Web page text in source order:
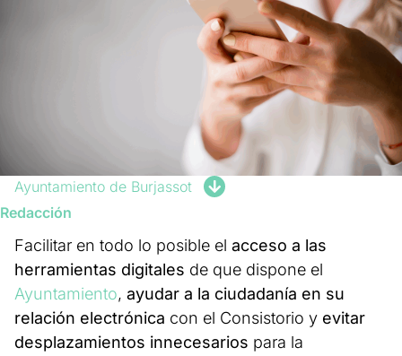
Ayuntamiento de Burjassot
Redacción
Facilitar en todo lo posible el acceso a las
herramientas digitales de que dispone el
Ayuntamiento, ayudar a la ciudadanía en su
relación electrónica con el Consistorio y evitar
desplazamientos innecesarios para la